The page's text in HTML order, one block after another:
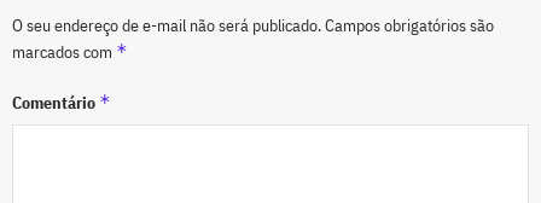
O seu endereço de e-mail não será publicado.Campos obrigatórios são
marcados com *
Comentário *